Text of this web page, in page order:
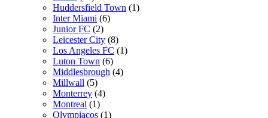
Huddersfield Town (1)
Inter Miami (6)
Junior FC (2)
Leicester City (8)
Los Angeles FC (1)
Luton Town (6)
Middlesbrough (4)
Millwall (5)
Monterrey (4)
Montreal (1)
Olympiacos (1)